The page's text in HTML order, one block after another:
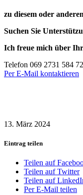
zu diesem oder
Suchen Sie
Ich freue mich über
Telefon 069 2731 584 72
Per E-Mail kontaktieren
13. März 2024
Eintrag teilen
Teilen auf
Teilen auf Twitter
Teilen auf
Per E-Mail teilen